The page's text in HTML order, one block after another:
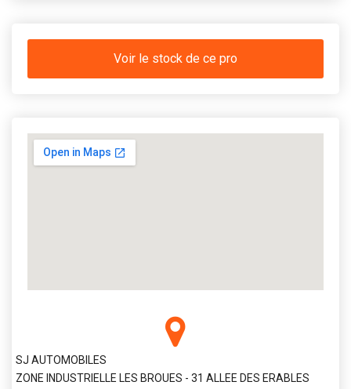
Voir le stock de ce pro
SJ AUTOMOBILES
ZONE INDUSTRIELLE LES BROUES - 31 ALLEE DES ERABLES